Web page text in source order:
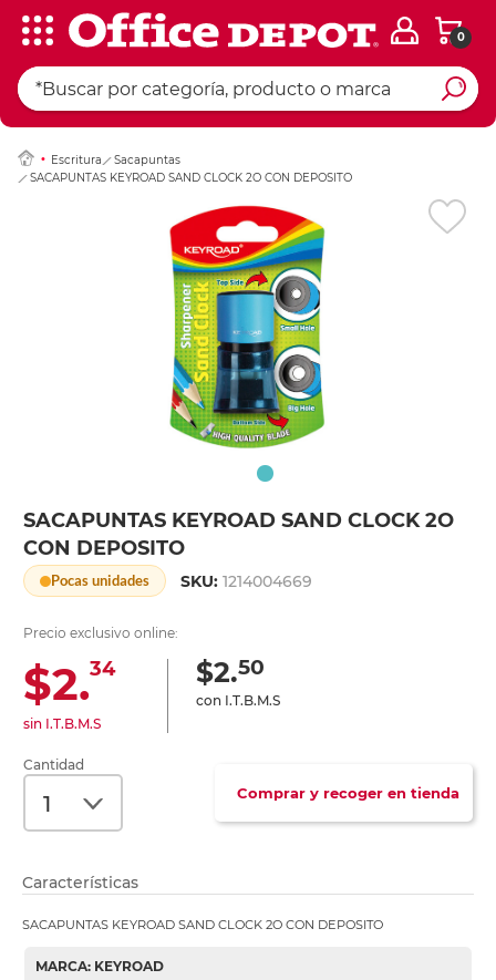
0
Escritura
Sacapuntas
SACAPUNTAS KEYROAD SAND CLOCK 2O CON DEPOSITO
SACAPUNTAS KEYROAD SAND CLOCK 2O
CON DEPOSITO
Pocas unidades SKU:1214004669
Precio exclusivo online:
$2.34
sin I.T.B.M.S
$2.50
con I.T.B.M.S
Cantidad
Comprar y recoger en tienda
Ingresar Codigo
Características
SACAPUNTAS KEYROAD SAND CLOCK 2O CON DEPOSITO
MARCA: KEYROAD